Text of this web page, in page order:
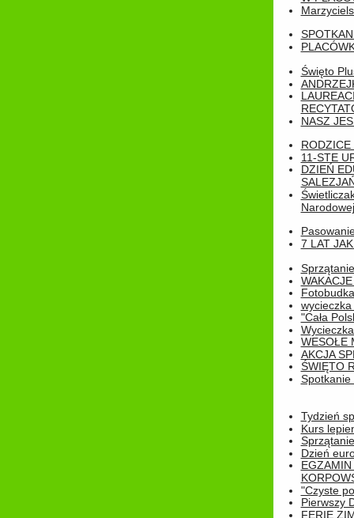
Święto
NASZ
RODZICE
11-STE
DZIEŃ
Narodowej
7 LAT
Fotobudka
"Cała
WESOŁE
AKCJA
ŚWIĘTO
Spotkanie
Tydzień
Kurs
Dzień
"Czyste
Pierwszy
FERIE